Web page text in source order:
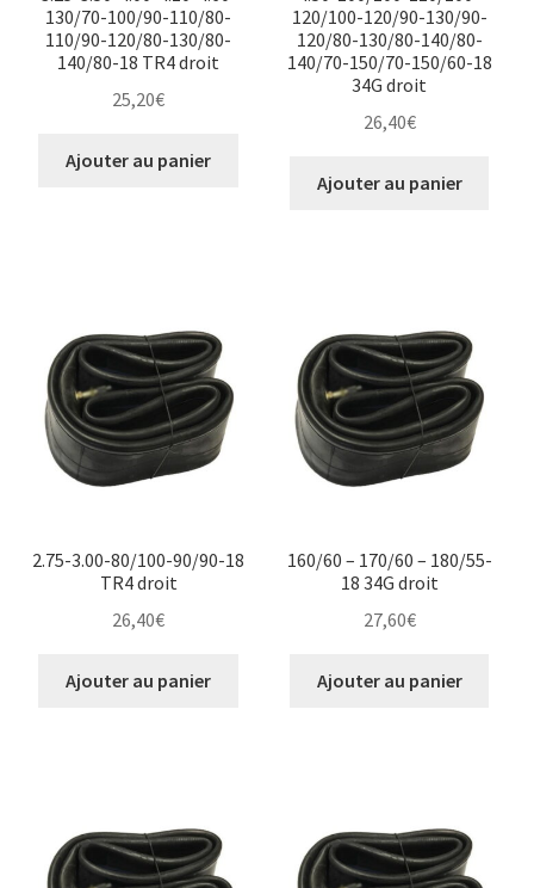
130/70-100/90-110/80-
110/90-120/80-130/80-
140/80-18 TR4 droit
25,20€
Ajouter au panier
120/100-120/90-130/90-
120/80-130/80-140/80-
140/70-150/70-150/60-18
34G droit
26,40€
Ajouter au panier
2.75-3.00-80/100-90/90-18
TR4 droit
26,40€
Ajouter au panier
160/60 – 170/60 – 180/55-
18 34G droit
27,60€
Ajouter au panier